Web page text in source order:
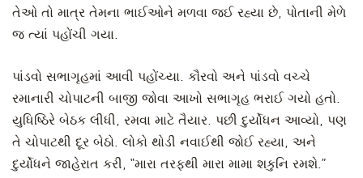
તેઓ તો માત્ર તેમના ભાઈઓને મળવા જઈ રહ્યા છે, પોતાની મેળે
જ ત્યાં પહોંચી ગયા.
પાંડવો સભાગૃહમાં આવી પહોંચ્યા. કૌરવો અને પાંડવો વચ્ચે
રમાનારી ચોપાટની બાજી જોવા આખો સભાગૃહ ભરાઈ ગયો હતો.
યુધિષ્ઠિરે બેઠક લીધી, રમવા માટે તૈયાર. પછી દુર્યોધન આવ્યો, પણ
તે ચોપાટથી દૂર બેઠો. લોકો થોડી નવાઈથી જોઈ રહ્યા, અને
દુર્યોધને જાહેરાત કરી, “મારા તરફથી મારા મામા શકુનિ રમશે.”